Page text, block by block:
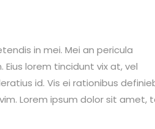
in mei. Mei an pericula
Eius lorem tincidunt vix at, vel
id. Vis ei rationibus
Lorem ipsum dolor sit amet,